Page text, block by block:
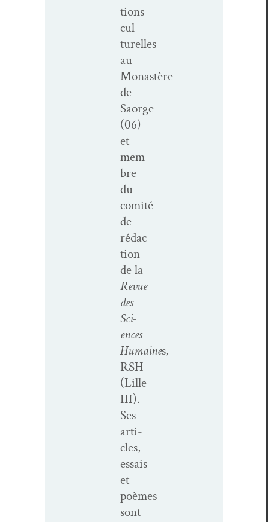
tions
cul­
turelles
au
Monastère
de
Saorge
(06)
et
mem­
bre
du
comité
de
rédac­
tion
de la
Revue
des
Sci­
ences
Humaines,
RSH
(Lille
III).
Ses
arti­
cles,
essais
et
poèmes
sont